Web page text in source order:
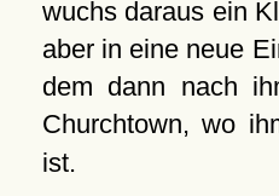
wuchs daraus ein
aber in eine neue
dem dann nach
Churchtown, wo
ist.